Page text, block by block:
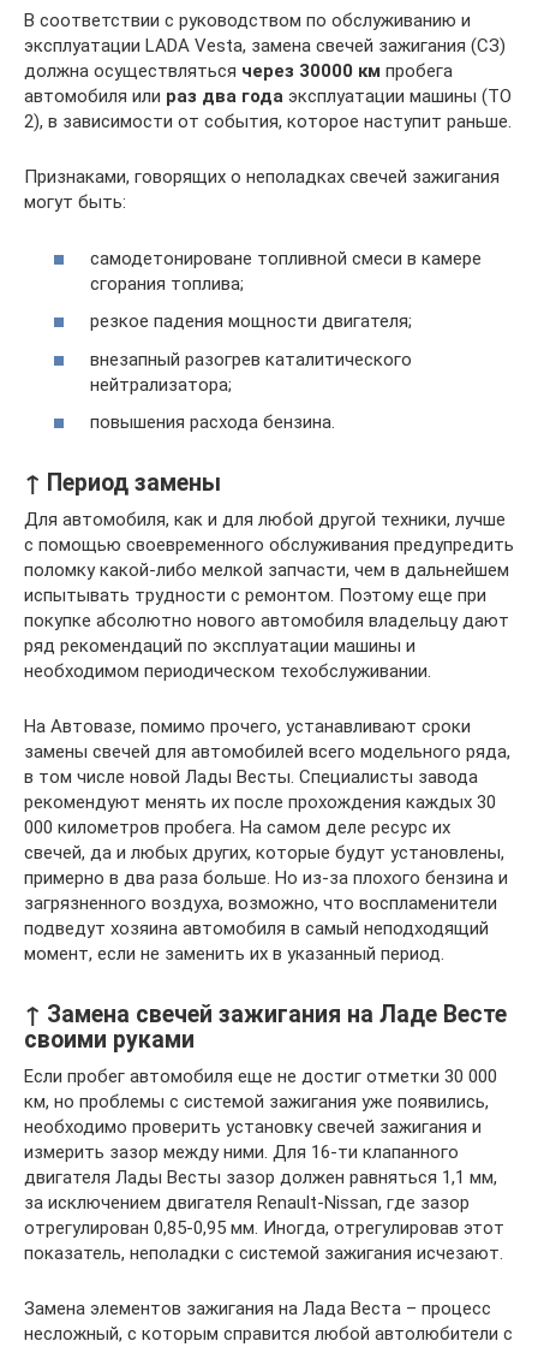
В соответствии с руководством по обслуживанию и
эксплуатации LADA Vesta, замена свечей зажигания (СЗ)
должна осуществляться через 30000 км пробега
автомобиля или раз два года эксплуатации машины (ТО
2), в зависимости от события, которое наступит раньше.
Признаками, говорящих о неполадках свечей зажигания
могут быть:
самодетонироване топливной смеси в камере
сгорания топлива;
резкое падения мощности двигателя;
внезапный разогрев каталитического
нейтрализатора;
повышения расхода бензина.
↑ Период замены
Для автомобиля, как и для любой другой техники, лучше
с помощью своевременного обслуживания предупредить
поломку какой-либо мелкой запчасти, чем в дальнейшем
испытывать трудности с ремонтом. Поэтому еще при
покупке абсолютно нового автомобиля владельцу дают
ряд рекомендаций по эксплуатации машины и
необходимом периодическом техобслуживании.
На Автовазе, помимо прочего, устанавливают сроки
замены свечей для автомобилей всего модельного ряда,
в том числе новой Лады Весты. Специалисты завода
рекомендуют менять их после прохождения каждых 30
000 километров пробега. На самом деле ресурс их
свечей, да и любых других, которые будут установлены,
примерно в два раза больше. Но из-за плохого бензина и
загрязненного воздуха, возможно, что воспламенители
подведут хозяина автомобиля в самый неподходящий
момент, если не заменить их в указанный период.
↑ Замена свечей зажигания на Ладе Весте
своими руками
Если пробег автомобиля еще не достиг отметки 30 000
км, но проблемы с системой зажигания уже появились,
необходимо проверить установку свечей зажигания и
измерить зазор между ними. Для 16-ти клапанного
двигателя Лады Весты зазор должен равняться 1,1 мм,
за исключением двигателя Renault-Nissan, где зазор
отрегулирован 0,85-0,95 мм. Иногда, отрегулировав этот
показатель, неполадки с системой зажигания исчезают.
Замена элементов зажигания на Лада Веста – процесс
несложный, с которым справится любой автолюбители с